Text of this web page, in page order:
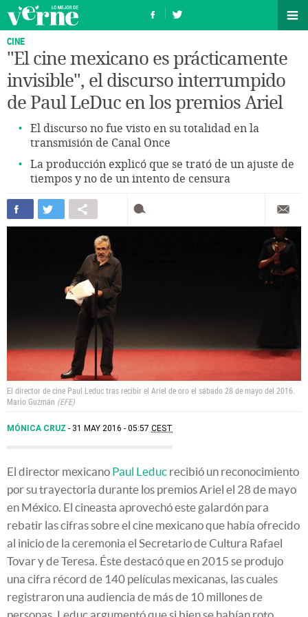
CINE
"El cine mexicano es prácticamente
invisible", el discurso interrumpido
de Paul LeDuc en los premios Ariel
El discurso no fue visto en su totalidad en la
transmisión de Canal Once
La producción explicó que se trató de un ajuste de
tiempos y no de un intento de censura
El director de cine Paul Leduc tras recibir el Ariel de oro el sábado 28 de mayo del 2016.
Mario Guzmán EFE
MÓNICA CRUZ 31 MAY 2016 - 05:57 CEST
El director mexicano Paul Leduc recibió un reconocimiento
por su trayectoria durante los premios Ariel el 28 de mayo
en México. El cineasta aprovechó este galardón para
rebatir las cifras sobre el cine mexicano que había ofrecido
al inicio de la ceremonia el Secretario de Cultura Rafael
Tovar y de Teresa. Éste destacó que en 2015 se produjo
una cifra récord de 140 películas mexicanas, las cuales
registraron una audiencia de más de 10 millones de